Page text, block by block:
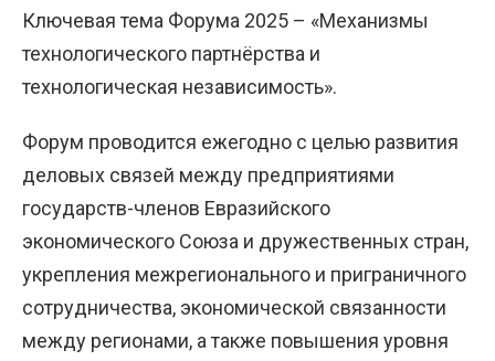
Ключевая тема Форума 2025 – «Механизмы
технологического партнёрства и
технологическая независимость».
Форум проводится ежегодно с целью развития
деловых связей между предприятиями
государств-членов Евразийского
экономического Союза и дружественных стран,
укрепления межрегионального и приграничного
сотрудничества, экономической связанности
между регионами, а также повышения уровня